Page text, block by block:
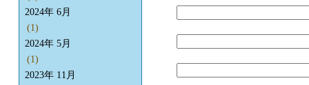
2024年 6月
(1)
2024年 5月
(1)
2023年 11月